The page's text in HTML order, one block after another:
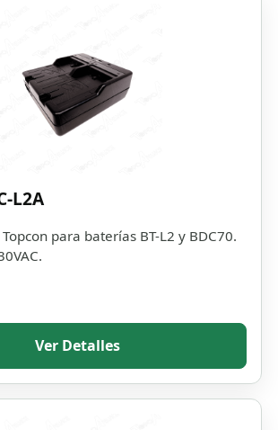
L2A
para baterías BT-L2 y BDC70.
Ver Detalles